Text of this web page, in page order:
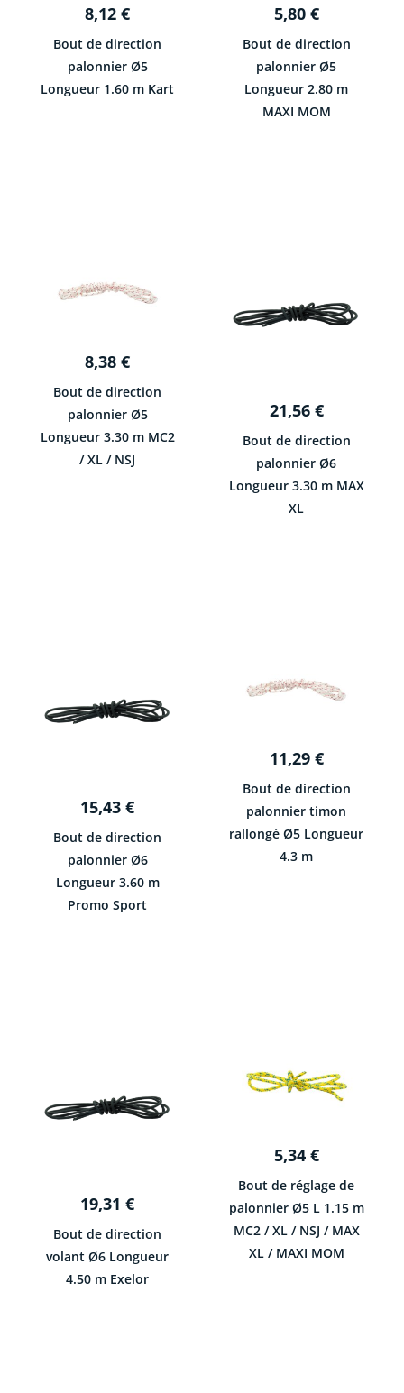
8,12€
Bout de direction
palonnier Ø5
Longueur 1.60 m Kart
5,80 €
Bout de direction
palonnier Ø5
Longueur 2.80 m
MAXI MOM
8,38€
Bout de direction
palonnier Ø5
Longueur 3.30 m MC2
/ XL / NSJ
21,56 €
Bout de direction
palonnier Ø6
Longueur 3.30 m MAX
XL
15,43€
Bout de direction
palonnier Ø6
Longueur 3.60 m
Promo Sport
11,29 €
Bout de direction
palonnier timon
rallongé Ø5 Longueur
4.3 m
19,31€
Bout de direction
volant Ø6 Longueur
4.50 m Exelor
5,34 €
Bout de réglage de
palonnier Ø5 L 1.15 m
MC2 / XL / NSJ / MAX
XL / MAXI MOM